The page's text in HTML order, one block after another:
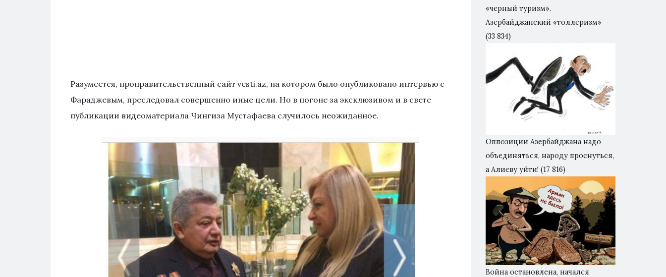
Разумеется, проправительственный сайт vesti.az, на котором было опубликовано интервью с
Фараджевым, преследовал совершенно иные цели. Но в погоне за эксклюзивом и в свете
публикации видеоматериала Чингиза Мустафаева случилось неожиданное.
«черный туризм».
Азербайджанский «толлеризм»
(33 834)
Оппозиции Азербайджана надо
объединяться, народу проснуться,
а Алиеву уйти! (17 816)
Война остановлена, начался